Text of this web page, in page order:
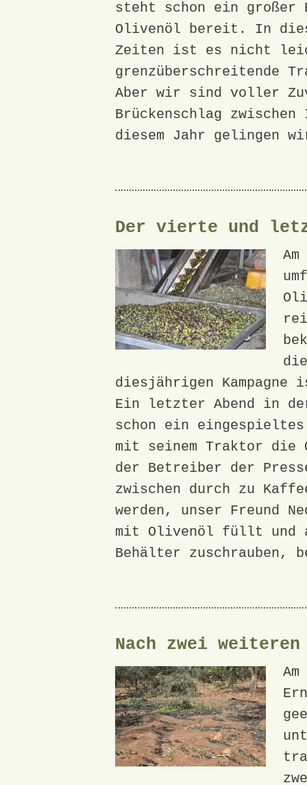
steht schon ein großer
Olivenöl bereit. In
Zeiten ist es nicht
grenzüberschreitende
Aber wir sind voller
Brückenschlag
diesem Jahr gelingen
Der vierte und
diesjährigen
Ein letzter Abend in
schon ein
mit seinem Traktor
der Betreiber der
zwischen durch zu
werden, unser Freund
mit Olivenöl füllt und
Behälter zuschrauben,
Nach zwei weiteren